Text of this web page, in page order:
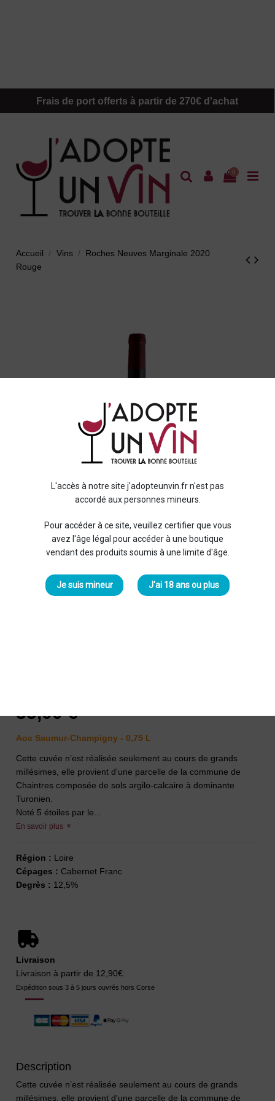
L'accès à notre site j'adopteunvin.fr n'est pas
accordé aux personnes mineurs.
Pour accéder à ce site, veuillez certifier que vous
avez l'âge légal pour accéder à une boutique
vendant des produits soumis à une limite d'âge.
Je suis mineur J'ai 18 ans ou plus
Frais de port offerts à partir de 270€ d'achat
0
Accueil Vins
Roches Neuves Marginale 2020
Rouge
35,00 €
Aoc Saumur-Champigny - 0,75 L
Cette cuvée n’est réalisée seulement au cours de grands
millésimes, elle provient d'une parcelle de la commune de
Chaintres composée de sols argilo-calcaire à dominante
Turonien.
Noté 5 étoiles par le...
En savoir plus
Région : Loire
Cépages : Cabernet Franc
Degrès : 12,5%
Livraison
Livraison à partir de 12,90€.
Expédition sous 3 à 5 jours ouvrés hors Corse
Description
Cette cuvée n’est réalisée seulement au cours de grands
millésimes, elle provient d'une parcelle de la commune de